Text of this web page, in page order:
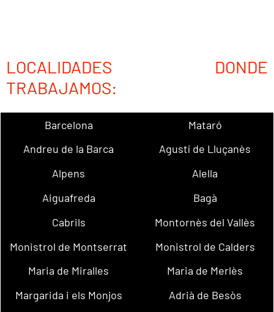
LOCALIDADES DONDE
TRABAJAMOS:
Barcelona
Mataró
Andreu de la Barca
Agustí de Lluçanès
Alpens
Alella
Aiguafreda
Bagà
Cabrils
Montornès del Vallès
Monistrol de Montserrat
Monistrol de Calders
Maria de Miralles
Maria de Merlès
Margarida i els Monjos
Adrià de Besòs